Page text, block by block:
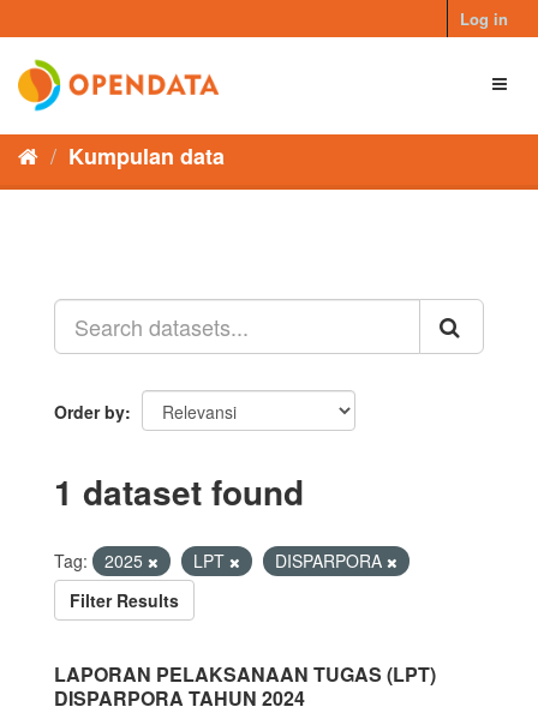
to
content
Log in
Kumpulan data
Order by
1 dataset found
Tag: 2025 LPT
DISPARPORA
Filter Results
LAPORAN PELAKSANAAN TUGAS (LPT)
DISPARPORA TAHUN 2024